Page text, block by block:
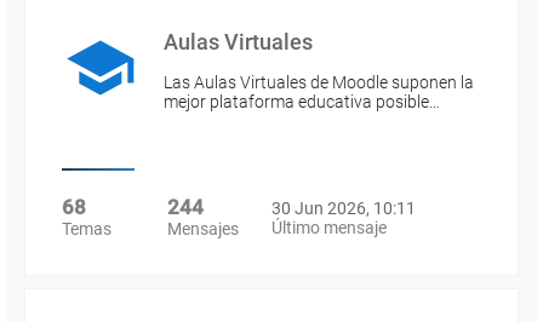
Aulas Virtuales
Las Aulas Virtuales de Moodle suponen la
mejor plataforma educativa posible…
68
Temas
244
Mensajes
30 Jun 2026, 10:11
Último mensaje